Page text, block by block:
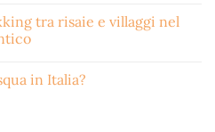
tra risaie e villaggi nel
in Italia?